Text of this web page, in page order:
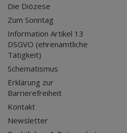
Die Diözese
Zum Sonntag
Information Artikel 13
DSGVO (ehrenamtliche
Tätigkeit)
Schematismus
Erklärung zur
Barrierefreiheit
Kontakt
Newsletter